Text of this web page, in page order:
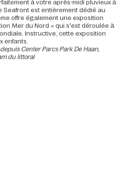
à votre après-midi pluvieux à
Seafront est entièrement dédié au
offre également une exposition
Mer du Nord » qui s'est déroulée à
Instructive, cette exposition
enfants.
Center Parcs Park De Haan,
du littoral